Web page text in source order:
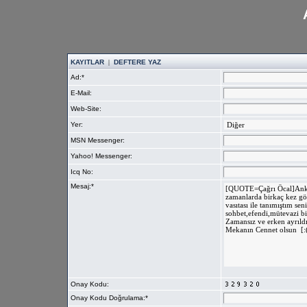
KAYITLAR | DEFTERE YAZ
Ad:*
E-Mail:
Web-Site:
Yer:
MSN Messenger:
Yahoo! Messenger:
Icq No:
Mesaj:*
Onay Kodu:
Onay Kodu Doğrulama:*